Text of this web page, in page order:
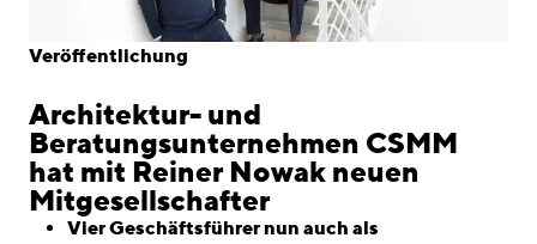
Standorte
linkedininstagram
Veröffentlichung
Architektur- und
Beratungsunternehmen CSMM
hat mit Reiner Nowak neuen
Mitgesellschafter
Vier Geschäftsführer nun auch als